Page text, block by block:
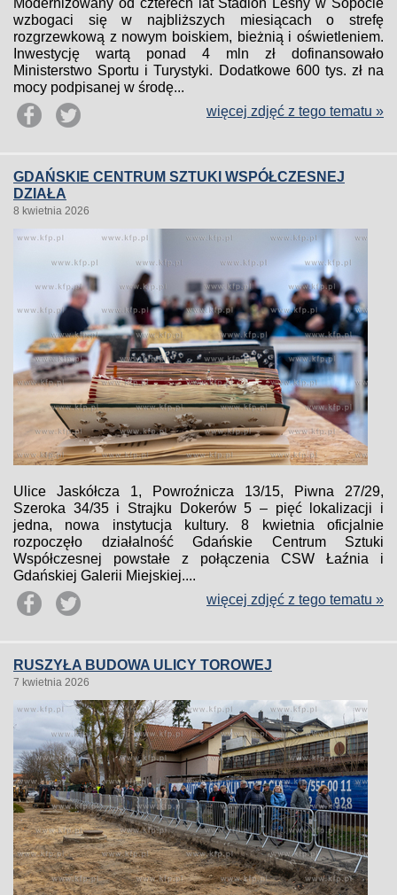
Modernizowany od czterech lat Stadion Leśny w Sopocie
wzbogaci się w najbliższych miesiącach o strefę
rozgrzewkową z nowym boiskiem, bieżnią i oświetleniem.
Inwestycję wartą ponad 4 mln zł dofinansowało
Ministerstwo Sportu i Turystyki. Dodatkowe 600 tys. zł na
mocy podpisanej w środę...
więcej zdjęć z tego tematu »
GDAŃSKIE CENTRUM SZTUKI WSPÓŁCZESNEJ
DZIAŁA
8 kwietnia 2026
Ulice Jaskółcza 1, Powroźnicza 13/15, Piwna 27/29,
Szeroka 34/35 i Strajku Dokerów 5 – pięć lokalizacji i
jedna, nowa instytucja kultury. 8 kwietnia oficjalnie
rozpoczęło działalność Gdańskie Centrum Sztuki
Współczesnej powstałe z połączenia CSW Łaźnia i
Gdańskiej Galerii Miejskiej....
więcej zdjęć z tego tematu »
RUSZYŁA BUDOWA ULICY TOROWEJ
7 kwietnia 2026